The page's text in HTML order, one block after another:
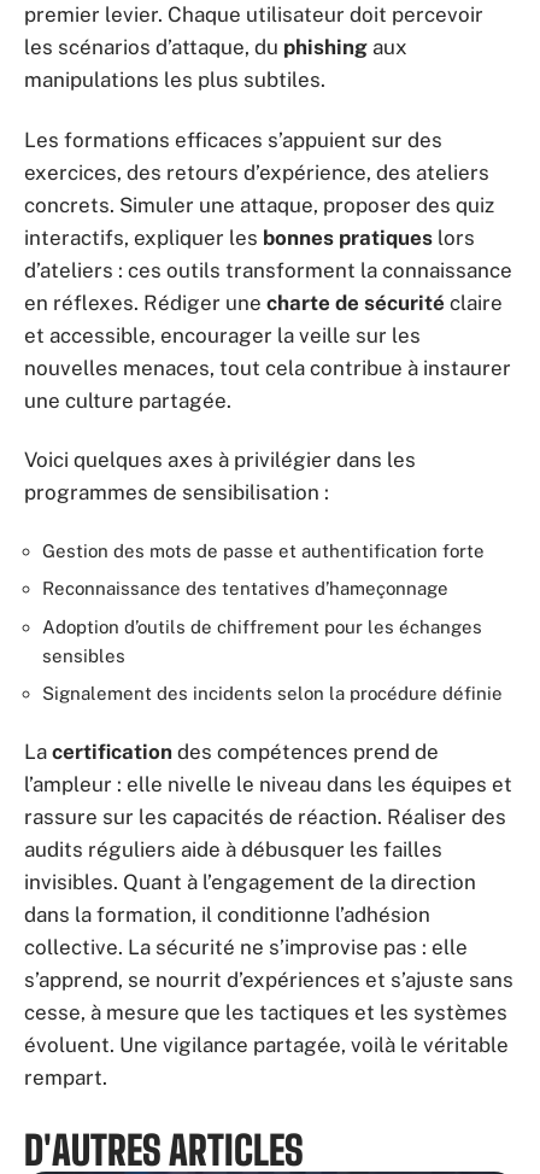
premier levier. Chaque utilisateur doit percevoir
les scénarios d’attaque, du phishing aux
manipulations les plus subtiles.
Les formations efficaces s’appuient sur des
exercices, des retours d’expérience, des ateliers
concrets. Simuler une attaque, proposer des quiz
interactifs, expliquer les bonnes pratiques lors
d’ateliers : ces outils transforment la connaissance
en réflexes. Rédiger une charte de sécurité claire
et accessible, encourager la veille sur les
nouvelles menaces, tout cela contribue à instaurer
une culture partagée.
Voici quelques axes à privilégier dans les
programmes de sensibilisation :
Gestion des mots de passe et authentification forte
Reconnaissance des tentatives d’hameçonnage
Adoption d’outils de chiffrement pour les échanges
sensibles
Signalement des incidents selon la procédure définie
La certification des compétences prend de
l’ampleur : elle nivelle le niveau dans les équipes et
rassure sur les capacités de réaction. Réaliser des
audits réguliers aide à débusquer les failles
invisibles. Quant à l’engagement de la direction
dans la formation, il conditionne l’adhésion
collective. La sécurité ne s’improvise pas : elle
s’apprend, se nourrit d’expériences et s’ajuste sans
cesse, à mesure que les tactiques et les systèmes
évoluent. Une vigilance partagée, voilà le véritable
rempart.
D'AUTRES ARTICLES